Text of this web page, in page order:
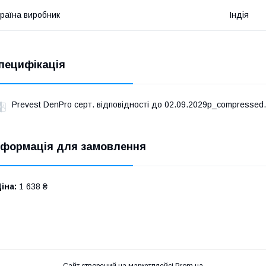
виробник Індія
Prevest DenPro серт. відповідності до
для замовлення
1 638 ₴